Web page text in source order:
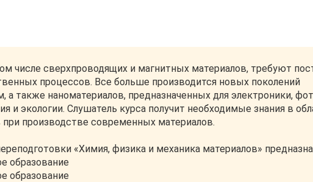
числе сверхпроводящих и магнитных материалов, требуют
процессов. Все больше производится новых поколений
также наноматериалов, предназначенных для электроники,
и экологии. Слушатель курса получит необходимые знания в
производстве современных материалов.
«Химия, физика и механика материалов»
образование
образование